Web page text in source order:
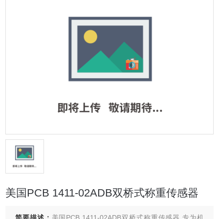
美国PCB 1411-02ADB双桥式称重传感器
简要描述： 美国PCB 1411-02ADB双桥式称重传感器 专为机